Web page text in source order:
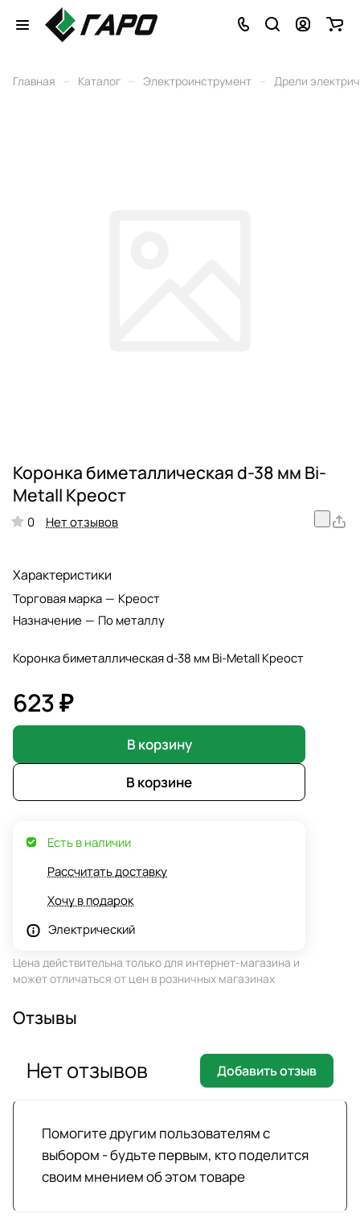
Главная – Каталог – Электроинструмент – Дрели
Коронка биметаллическая d-38 мм Bi-
Metall Креост
0 Нет отзывов
Характеристики
Торговая марка — Креост
Назначение — По металлу
Коронка биметаллическая d-38 мм Bi-Metall Креост
623 ₽
В корзину
В корзине
Есть в наличии
Рассчитать доставку
Хочу в подарок
Электрический
Цена действительна только для интернет-магазина и
может отличаться от цен в розничных магазинах
Отзывы
Помогите другим пользователям с
выбором - будьте первым, кто поделится
своим мнением об этом товаре
Нет отзывов Добавить отзыв